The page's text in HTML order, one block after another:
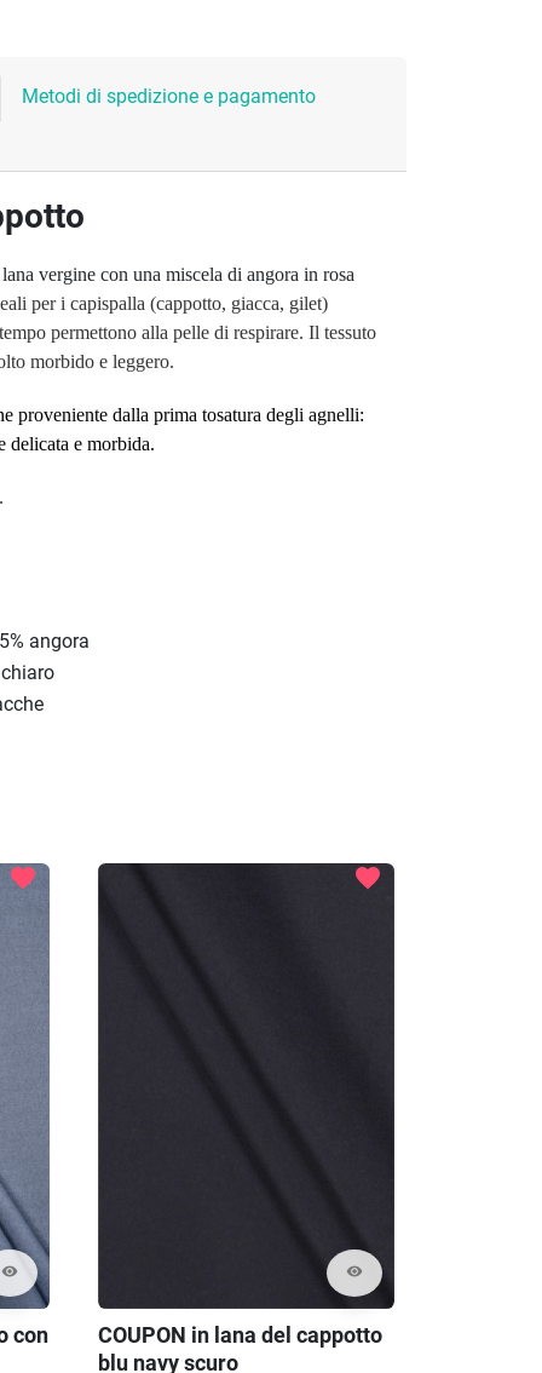
Metodi di spedizione e pagamento
vergine con una miscela di angora in rosa
per i capispalla (cappotto, giacca, gilet)
permettono alla pelle di respirare. Il tessuto
morbido e leggero.
proveniente dalla prima tosatura degli agnelli:
delicata e morbida.
angora
visibility
favorite
con
visibility
favorite
COUPON in lana del cappotto
blu navy scuro